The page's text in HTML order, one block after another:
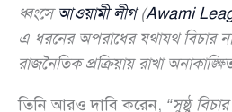
ধ্বংসেআওয়ামী লীগ(Awami
এ ধরনের অপরাধের যথাযথ বিচার
রাজনৈতিক প্রক্রিয়ায় রাখা
তিনি আরও দাবি করেন, “সুষ্ঠু